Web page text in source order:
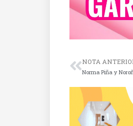
NOTA
Norma Piña y